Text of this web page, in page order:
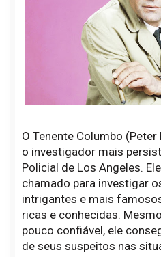
O Tenente Columbo
o investigador mais
Policial de Los Angeles.
chamado para investigar
intrigantes e mais
ricas e conhecidas.
pouco confiável, ele
de seus suspeitos nas